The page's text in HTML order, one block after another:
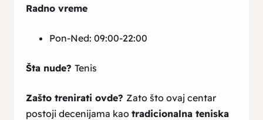
Radno vreme
Pon-Ned: 09:00-22:00
Šta nude? Tenis
Zašto trenirati ovde? Zato što ovaj centar
postoji decenijama kao tradicionalna teniska